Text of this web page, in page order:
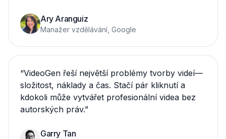
Ary Aranguiz
Manažer vzdělávání, Google
“VideoGen řeší největší problémy tvorby videí—
složitost, náklady a čas. Stačí pár kliknutí a
kdokoli může vytvářet profesionální videa bez
autorských práv.”
Garry Tan